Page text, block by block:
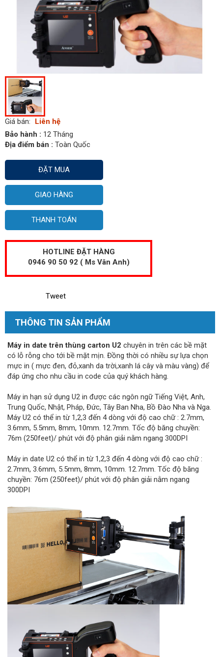
Giá bán:
Liên hệ
Bảo hành : 12 Tháng
Địa điểm bán : Toàn Quốc
ĐẶT MUA
GIAO HÀNG
THANH TOÁN
HOTLINE ĐẶT HÀNG
0946 90 50 92 ( Ms Vân Anh)
Tweet
THÔNG TIN SẢN PHẨM
Máy in date trên thùng carton U2 chuyên in trên các bề mặt
có lỗ rỗng cho tới bề mặt mịn. Đồng thời có nhiều sự lựa chọn
mực in ( mực đen, đỏ,xanh da trời,xanh lá cây và màu vàng) để
đáp ứng cho nhu cầu in code của quý khách hàng.
Máy in hạn sử dụng U2 in được các ngôn ngữ Tiếng Việt, Anh,
Trung Quốc, Nhật, Pháp, Đức, Tây Ban Nha, Bồ Đào Nha và Nga.
Máy U2 có thể in từ 1,2,3 đến 4 dòng với độ cao chữ : 2.7mm,
3.6mm, 5.5mm, 8mm, 10mm. 12.7mm. Tốc độ băng chuyền:
76m (250feet)/ phút với độ phân giải nằm ngang 300DPI
Máy in date U2 có thể in từ 1,2,3 đến 4 dòng với độ cao chữ :
2.7mm, 3.6mm, 5.5mm, 8mm, 10mm. 12.7mm. Tốc độ băng
chuyền: 76m (250feet)/ phút với độ phân giải nằm ngang
300DPI